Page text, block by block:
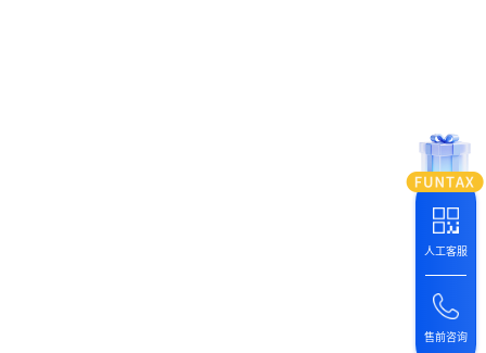
人工客服
售前咨询